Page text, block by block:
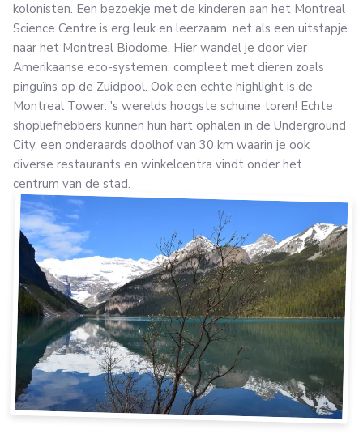
kolonisten. Een bezoekje met de kinderen aan het Montreal
Science Centre is erg leuk en leerzaam, net als een uitstapje
naar het Montreal Biodome. Hier wandel je door vier
Amerikaanse eco-systemen, compleet met dieren zoals
pinguïns op de Zuidpool. Ook een echte highlight is de
Montreal Tower: 's werelds hoogste schuine toren! Echte
shopliefhebbers kunnen hun hart ophalen in de Underground
City, een onderaards doolhof van 30 km waarin je ook
diverse restaurants en winkelcentra vindt onder het
centrum van de stad.